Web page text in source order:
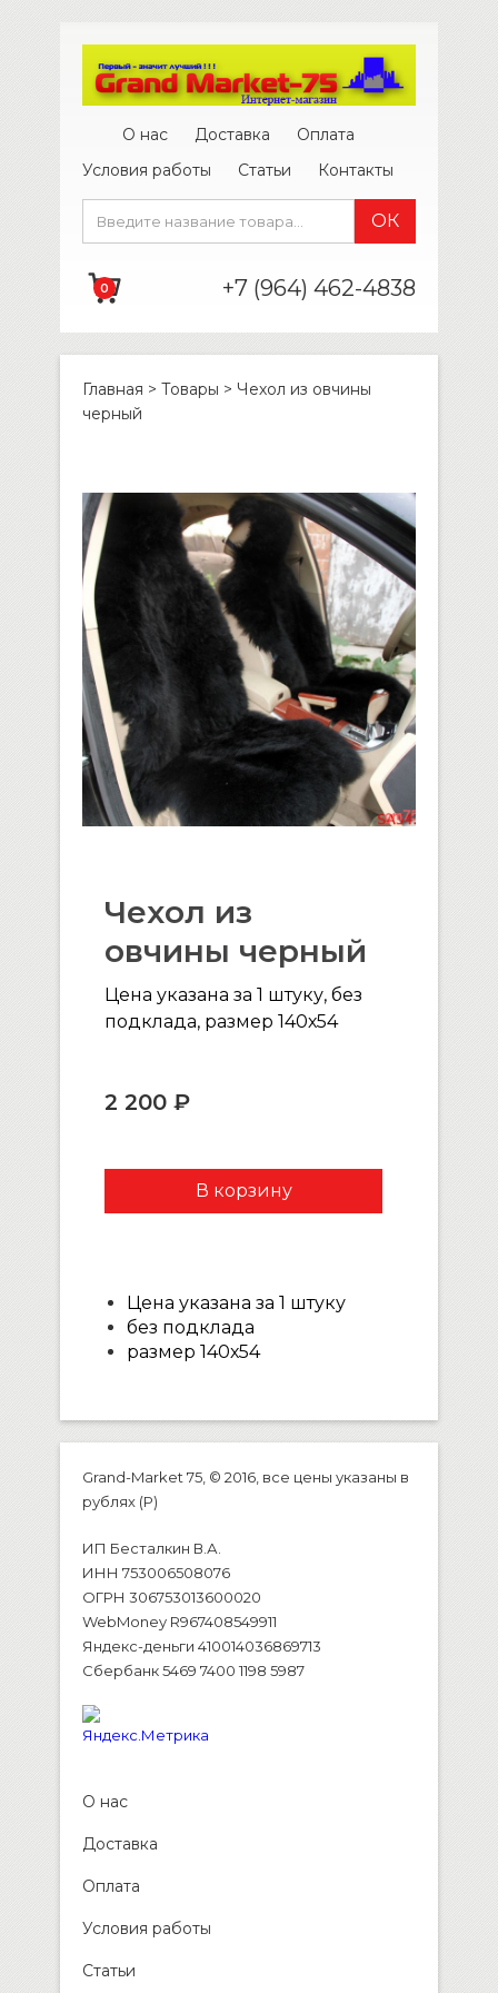
О нас Доставка
Оплата
Условия работы
Статьи Контакты
0 +7 (964) 462-4838
Главная > Товары > Чехол из овчины
черный
Чехол из
овчины черный
Цена указана за 1 штуку, без
подклада, размер 140х54
2 200 ₽
Цена указана за 1 штуку
без подклада
размер 140х54
Grand-Market 75, © 2016, все цены указаны в
рублях (P)
ИП Бесталкин В.А.
ИНН 753006508076
ОГРН 306753013600020
WebMoney R967408549911
Яндекс-деньги 410014036869713
Сбербанк 5469 7400 1198 5987
О нас
Доставка
Оплата
Условия работы
Статьи